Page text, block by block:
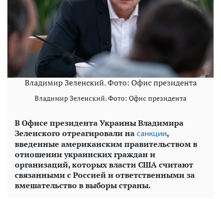
Владимир Зеленский. Фото: Офис президента
Владимир Зеленский. Фото: Офис президента
В Офисе президента Украины Владимира
Зеленского отреагировали на санкции,
введенные американским правительством в
отношении украинских граждан и
организаций, которых власти США считают
связанными с Россией и ответственными за
вмешательство в выборы страны.